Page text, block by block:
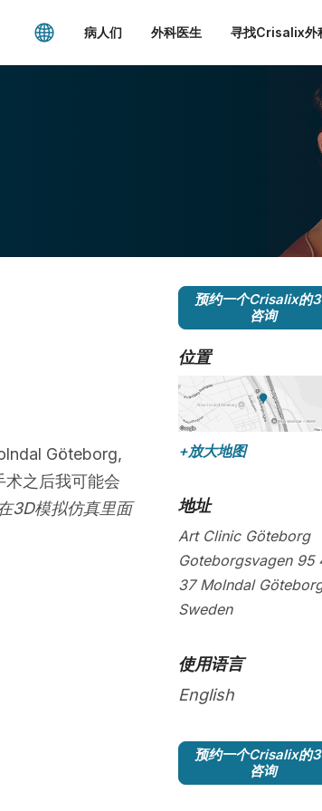
病人们 外科医生 寻找Crisalix外
Göteborg,
术之后我可能会
3D模拟仿真里面
预约一个Crisalix的
咨询
位置
+放大地图
地址
Art Clinic Göteborg
Goteborgsvagen 95
37 Molndal
Sweden
使用语言
English
预约一个Crisalix的
咨询